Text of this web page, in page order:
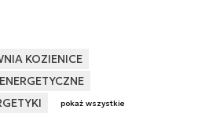
KOZIENICE
pokaż wszystkie